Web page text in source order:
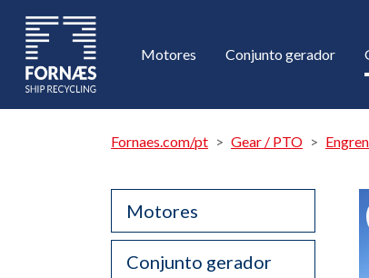
Motores Conjunto gerador
Fornaes.com/pt Gear / PTO
Motores
Conjunto gerador